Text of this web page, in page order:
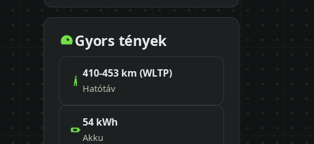
Gyors tények
410-453 km (WLTP)
Hatótáv
54 kWh
Akku